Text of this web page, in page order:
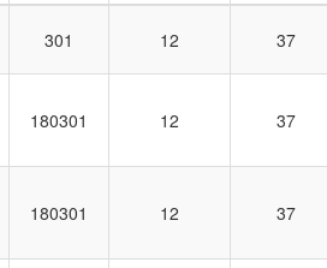
301 12 37
180301 12 37
180301 12 37